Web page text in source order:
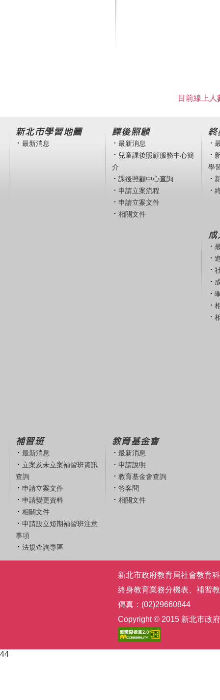
目前線上
新北市學習地圖
最新消息
課後照顧
最新消息
兒童課後照顧服務中心簡
介
課後照顧中心查詢
申請立案流程
申請立案文件
相關文件
終
學
補習班
最新消息
立案及未立案補習班資訊
查詢
申請立案文件
申請變更資料
相關文件
申請設立短期補習班注意
事項
法規查詢專區
教育基金會
最新消息
申請說明
教育基金會查詢
答客問
相關文件
新北市政府教育局社會教育
終身教育業務分機表
補習
傳真：(02)29660844
Copyright © 2015 新北市政
44